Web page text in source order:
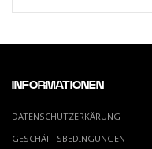
INFORMATIONEN
DATENSCHUTZERKÄRUNG
GESCHÄFTSBEDINGUNGEN